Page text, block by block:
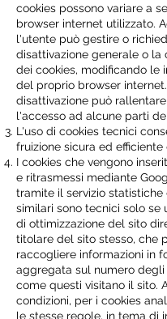
cookies possono variare a
browser internet utilizzato.
l'utente può gestire o
disattivazione generale o la
dei cookies, modificando le
del proprio browser
disattivazione può
l'accesso ad alcune parti
L'uso di cookies tecnici
fruizione sicura ed efficiente
I cookies che vengono
e ritrasmessi mediante
tramite il servizio
similari sono tecnici solo se
di ottimizzazione del sito
titolare del sito stesso, che
raccogliere informazioni in
aggregata sul numero degli
come questi visitano il sito.
condizioni, per i cookies
le stesse regole, in tema di